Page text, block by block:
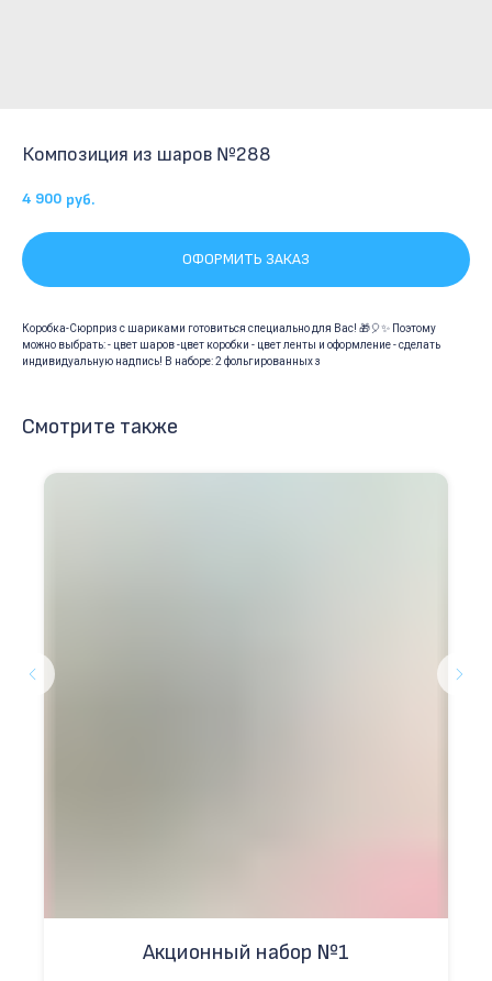
Композиция из шаров №288
4 900 руб.
ОФОРМИТЬ ЗАКАЗ
Коробка-Сюрприз с шариками готовиться специально для Вас! 🎁🎈✨ Поэтому
можно выбрать: - цвет шаров -цвет коробки - цвет ленты и оформление - сделать
индивидуальную надпись! В наборе: 2 фольгированных з
Смотрите также
Акционный набор №1